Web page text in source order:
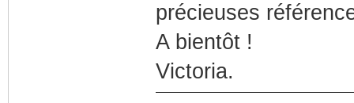
précieuses
A bientôt !
Victoria.